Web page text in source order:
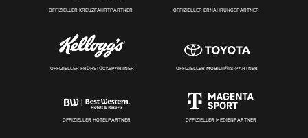
OFFIZIELLER KREUZFAHRTPARTNER OFFIZIELLER ERNÄHRUNGSPARTNER
OFFIZIELLER FRÜHSTÜCKSPARTNER OFFIZIELLER MOBILITÄTS-PARTNER
OFFIZIELLER HOTELPARTNER OFFIZIELLER MEDIENPARTNER